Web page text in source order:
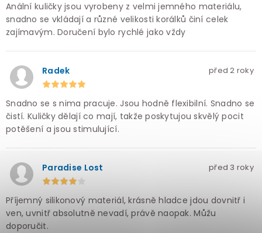
Anální kuličky jsou vyrobeny z velmi jemného materiálu,
snadno se vkládají a různé velikosti korálků činí celek
zajímavým. Doručení bylo rychlé jako vždy
Radek před 2 roky
Snadno se s nima pracuje. Jsou hodně flexibilní. Snadno se
čistí. Kuličky dělají co mají, takže poskytujou skvělý pocit
potěšení a jsou stimulující.
Paradise Lost před 3 roky
Příjemný silikonový materiál, krásně hladce jdou dovnitř i
ven, uvnitř absolutně nevadí, právě naopak. Můžu
doporučit.